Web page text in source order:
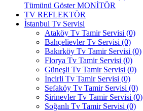
Tümünü Göster MONİTÖR
TV REFLEKTÖR
İstanbul Tv Servisi
Ataköy Tv Tamir Servisi (0)
Bahçelievler Tv Servisi (0)
Bakırköy Tv Tamir Servisi (0)
Florya Tv Tamir Servisi (0)
Güneşli Tv Tamir Servisi (0)
İncirli Tv Tamir Servisi (0)
Sefaköy Tv Tamir Servisi (0)
Şirinevler Tv Tamir Servisi (0)
Soğanlı Tv Tamir Servisi (0)